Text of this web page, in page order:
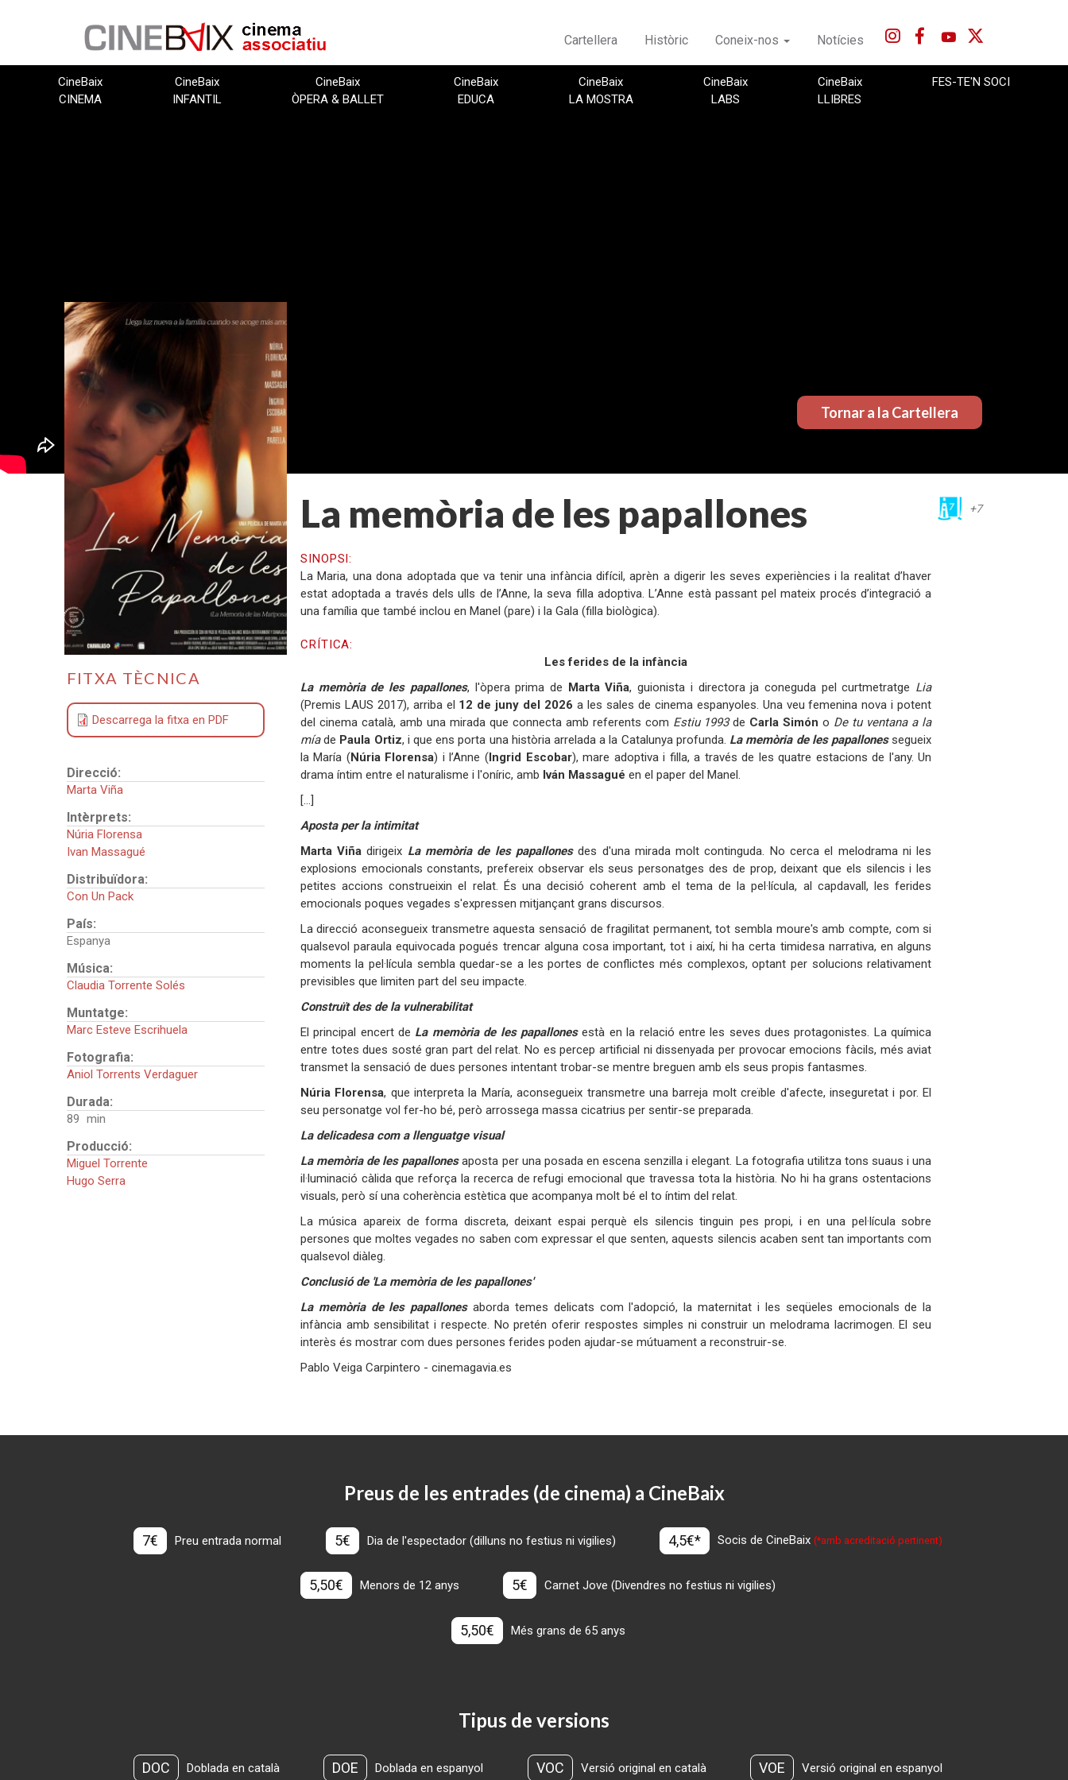
Cartellera Històric Coneix-nos Notícies
CineBaix
CINEMA
CineBaix
INFANTIL
CineBaix
ÒPERA & BALLET
CineBaix
EDUCA
CineBaix
LA MOSTRA
CineBaix
LABS
CineBaix
LLIBRES
FES-TE'N SOCI
La memòria de les papallones
Tornar a la Cartellera
+7
FITXA TÈCNICA
Descarrega la fitxa en PDF
Direcció:
Marta Viña
Intèrprets:
Núria Florensa
Ivan Massagué
Distribuïdora:
Con Un Pack
País:
Espanya
Música:
Claudia Torrente Solés
Muntatge:
Marc Esteve Escrihuela
Fotografia:
Aniol Torrents Verdaguer
Durada:
89
Producció:
Miguel Torrente
Hugo Serra
SINOPSI:
La Maria, una dona adoptada que va tenir una infància difícil, aprèn a digerir les seves experiències i la realitat d’haver
estat adoptada a través dels ulls de l’Anne, la seva filla adoptiva. L’Anne està passant pel mateix procés d’integració a
una família que també inclou en Manel (pare) i la Gala (filla biològica).
CRÍTICA:
Les ferides de la infància
La memòria de les papallones, l'òpera prima de Marta Viña, guionista i directora ja coneguda pel curtmetratge Lia
(Premis LAUS 2017), arriba el 12 de juny del 2026 a les sales de cinema espanyoles. Una veu femenina nova i potent
del cinema català, amb una mirada que connecta amb referents com Estiu 1993de Carla Simón o De tu ventana a la
míade Paula Ortiz, i que ens porta una història arrelada a la Catalunya profunda. La memòria de les papallonessegueix
la María (Núria Florensa) i l’Anne (Ingrid Escobar), mare adoptiva i filla, a través de les quatre estacions de l'any. Un
drama íntim entre el naturalisme i l'oníric, amb Iván Massagué en el paper del Manel.
[...]
Aposta per la intimitat
Marta Viña dirigeix ​​ La memòria de les papallonesdes d'una mirada molt continguda. No cerca el melodrama ni les
explosions emocionals constants, prefereix observar els seus personatges des de prop, deixant que els silencis i les
petites accions construeixin el relat. És una decisió coherent amb el tema de la pel·lícula, al capdavall, les ferides
emocionals poques vegades s'expressen mitjançant grans discursos.
La direcció aconsegueix transmetre aquesta sensació de fragilitat permanent, tot sembla moure's amb compte, com si
qualsevol paraula equivocada pogués trencar alguna cosa important, tot i així, hi ha certa timidesa narrativa, en alguns
moments la pel·lícula sembla quedar-se a les portes de conflictes més complexos, optant per solucions relativament
previsibles que limiten part del seu impacte.
Construït des de la vulnerabilitat
El principal encert de La memòria de les papallonesestà en la relació entre les seves dues protagonistes. La química
entre totes dues sosté gran part del relat. No es percep artificial ni dissenyada per provocar emocions fàcils, més aviat
transmet la sensació de dues persones intentant trobar-se mentre breguen amb els seus propis fantasmes.
Núria Florensa, que interpreta la María, aconsegueix transmetre una barreja molt creïble d'afecte, inseguretat i por. El
seu personatge vol fer-ho bé, però arrossega massa cicatrius per sentir-se preparada.
La delicadesa com a llenguatge visual
La memòria de les papallonesaposta per una posada en escena senzilla i elegant. La fotografia utilitza tons suaus i una
il·luminació càlida que reforça la recerca de refugi emocional que travessa tota la història. No hi ha grans ostentacions
visuals, però sí una coherència estètica que acompanya molt bé el to íntim del relat.
La música apareix de forma discreta, deixant espai perquè els silencis tinguin pes propi, i en una pel·lícula sobre
persones que moltes vegades no saben com expressar el que senten, aquests silencis acaben sent tan importants com
qualsevol diàleg.
Conclusió de 'La memòria de les papallones'
La memòria de les papallonesaborda temes delicats com l'adopció, la maternitat i les seqüeles emocionals de la
infància amb sensibilitat i respecte. No pretén oferir respostes simples ni construir un melodrama lacrimogen. El seu
interès és mostrar com dues persones ferides poden ajudar-se mútuament a reconstruir-se.
Pablo Veiga Carpintero - cinemagavia.es
Preus de les entrades (de cinema) a CineBaix
7€ Preu entrada normal 5€ Dia de l'espectador (dilluns no festius ni vigilies) 4,5€* Socis de CineBaix(*amb acreditació pertinent)
5,50€ Menors de 12 anys 5€ Carnet Jove (Divendres no festius ni vigilies)
5,50€ Més grans de 65 anys
Tipus de versions
DOC Doblada en català DOE Doblada en espanyol VOC Versió original en català VOE Versió original en espanyol